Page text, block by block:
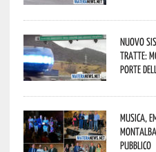
Nuovo
tratte:
porte
Musica,
pubblico